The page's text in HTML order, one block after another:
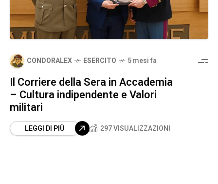
CONDORALEX ESERCITO 5 mesi fa
Il Corriere della Sera in Accademia
– Cultura indipendente e Valori
militari
LEGGI DI PIÙ 297 VISUALIZZAZIONI